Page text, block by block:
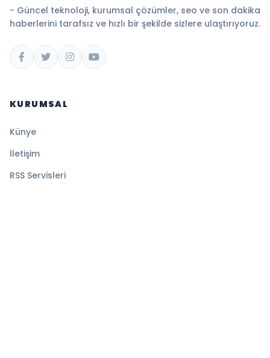
- Güncel teknoloji, kurumsal çözümler, seo ve son dakika
haberlerini tarafsız ve hızlı bir şekilde sizlere ulaştırıyoruz.
KURUMSAL
Künye
İletişim
RSS Servisleri